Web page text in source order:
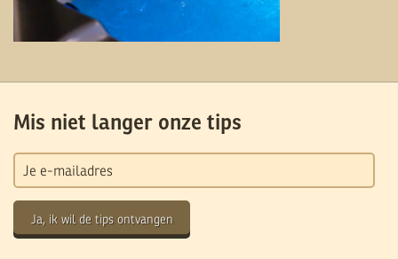
Mis niet langer onze tips
Ja, ik wil de tips ontvangen